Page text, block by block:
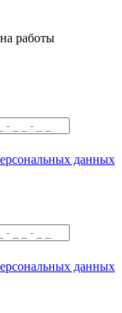
работы
данных
данных